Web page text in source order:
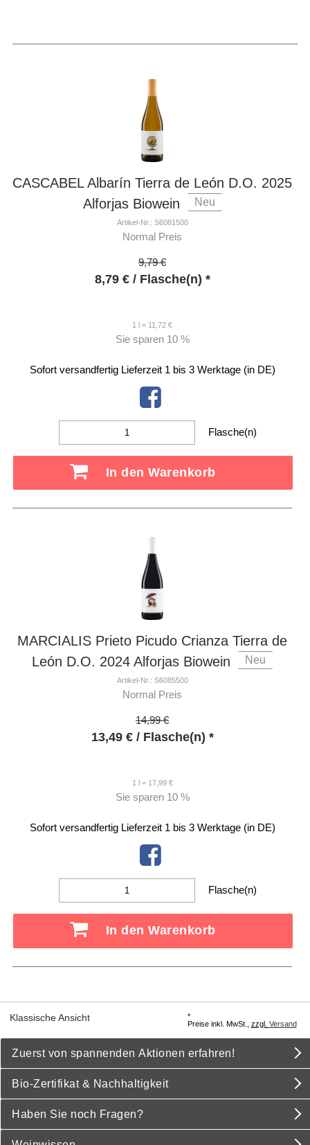
CASCABEL Albarín Tierra de León D.O. 2025
Alforjas Biowein
Neu
Artikel-Nr.: S6081500
Normal Preis
9,79 €
8,79 €/ Flasche(n) *
1 l = 11,72 €
Sie sparen 10 %
Sofort versandfertig Lieferzeit 1 bis 3 Werktage (in DE)
Flasche(n)
In den Warenkorb
MARCIALIS Prieto Picudo Crianza Tierra de
León D.O. 2024 Alforjas Biowein
Neu
Artikel-Nr.: S6085500
Normal Preis
14,99 €
13,49 €/ Flasche(n) *
1 l = 17,99 €
Sie sparen 10 %
Sofort versandfertig Lieferzeit 1 bis 3 Werktage (in DE)
Flasche(n)
In den Warenkorb
Klassische Ansicht
*
Preise inkl. MwSt., zzgl. Versand
Zuerst von spannenden Aktionen erfahren!
Bio-Zertifikat & Nachhaltigkeit
Haben Sie noch Fragen?